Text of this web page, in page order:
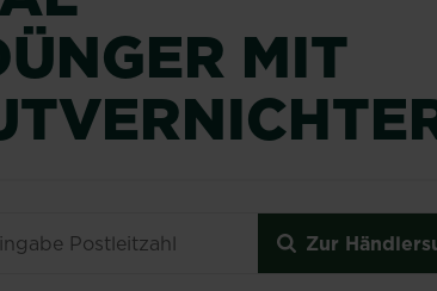
MIT
Rasendünger mit Unkrautvernichter
Zur